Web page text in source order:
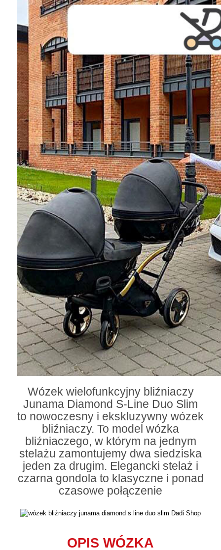
Wózek wielofunkcyjny bliźniaczy
Junama Diamond S-Line Duo Slim
to nowoczesny i ekskluzywny wózek
bliźniaczy. To model wózka
bliźniaczego, w którym na jednym
stelażu zamontujemy dwa siedziska
jeden za drugim. Elegancki stelaż i
czarna gondola to klasyczne i ponad
czasowe połączenie
OPIS WÓZKA